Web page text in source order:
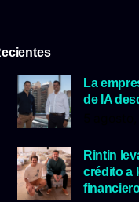
La
de IA
Rintin
crédito a